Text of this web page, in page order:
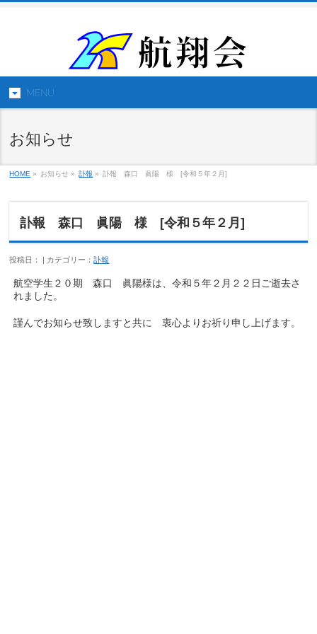
MENU
お知らせ
HOME » お知らせ » 訃報 » 訃報 森口 眞陽 様 [令和５年２月]
訃報 森口 眞陽 様 [令和５年２月]
投稿日： | カテゴリー：訃報
航空学生２０期 森口 眞陽様は、令和５年２月２２日ご逝去さ
れました。
謹んでお知らせ致しますと共に 衷心よりお祈り申し上げます。